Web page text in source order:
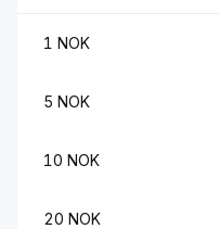
1 NOK
5 NOK
10 NOK
20 NOK